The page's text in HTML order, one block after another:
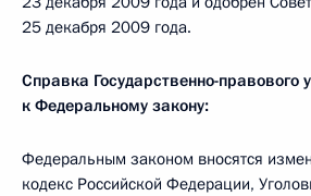
25 декабря 2009 года.
Справка Государственно-правового
к Федеральному закону:
Федеральным законом вносятся
кодекс Российской Федерации,